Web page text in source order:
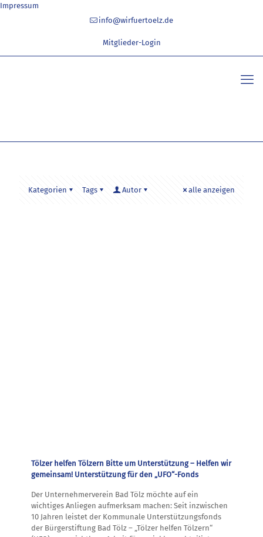
Impressum
info@wirfuertoelz.de
Mitglieder-Login
Kategorien Tags Autor alle anzeigen
Tölzer helfen Tölzern Bitte um Unterstützung – Helfen wir
gemeinsam! Unterstützung für den „UFO“-Fonds
Der Unternehmerverein Bad Tölz möchte auf ein
wichtiges Anliegen aufmerksam machen: Seit inzwischen
10 Jahren leistet der Kommunale Unterstützungsfonds
der Bürgerstiftung Bad Tölz – „Tölzer helfen Tölzern“